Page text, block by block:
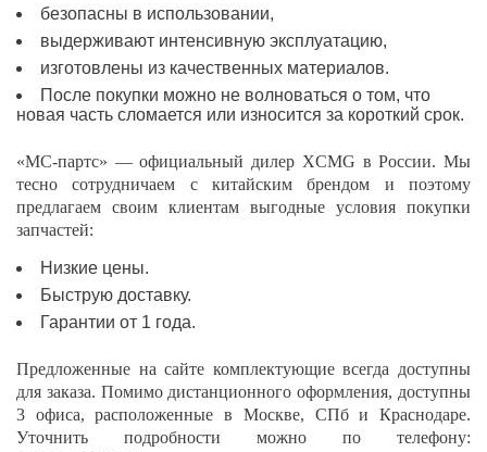
безопасны в использовании,
выдерживают интенсивную эксплуатацию,
изготовлены из качественных материалов.
После покупки можно не волноваться о том, что
новая часть сломается или износится за короткий срок.
«МС-партс» — официальный дилер XCMG в России. Мы
тесно сотрудничаем с китайским брендом и поэтому
предлагаем своим клиентам выгодные условия покупки
запчастей:
Низкие цены.
Быструю доставку.
Гарантии от 1 года.
Предложенные на сайте комплектующие всегда доступны
для заказа. Помимо дистанционного оформления, доступны
3 офиса, расположенные в Москве, СПб и Краснодаре.
Уточнить подробности можно по телефону: